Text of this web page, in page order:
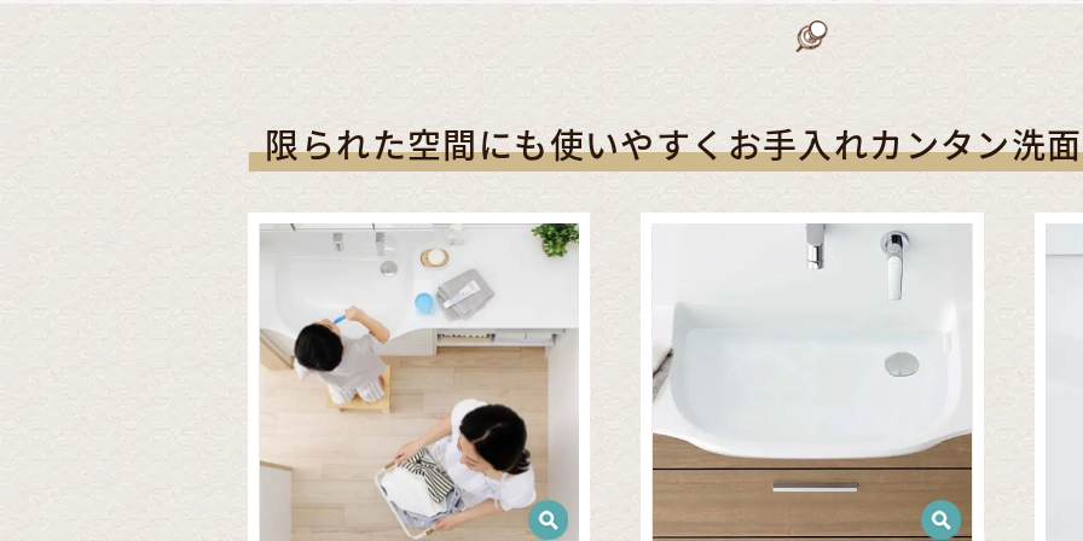
限られた空間にも使いやすくお手入れカンタン洗